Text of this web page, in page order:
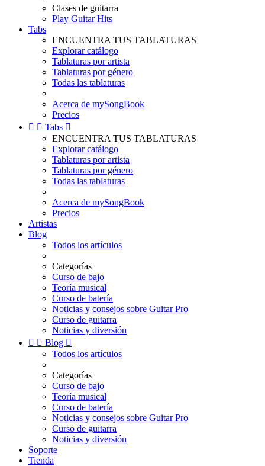
Clases de guitarra
Play Guitar Hits
Tabs
ENCUENTRA TUS TABLATURAS
Explorar catálogo
Tablaturas por artista
Tablaturas por género
Todas las tablaturas
Acerca de mySongBook
Precios
  Tabs 
ENCUENTRA TUS TABLATURAS
Explorar catálogo
Tablaturas por artista
Tablaturas por género
Todas las tablaturas
Acerca de mySongBook
Precios
Artistas
Blog
Todos los artículos
Categorías
Curso de bajo
Teoría musical
Curso de batería
Noticias y consejos sobre Guitar Pro
Curso de guitarra
Noticias y diversión
  Blog 
Todos los artículos
Categorías
Curso de bajo
Teoría musical
Curso de batería
Noticias y consejos sobre Guitar Pro
Curso de guitarra
Noticias y diversión
Soporte
Tienda